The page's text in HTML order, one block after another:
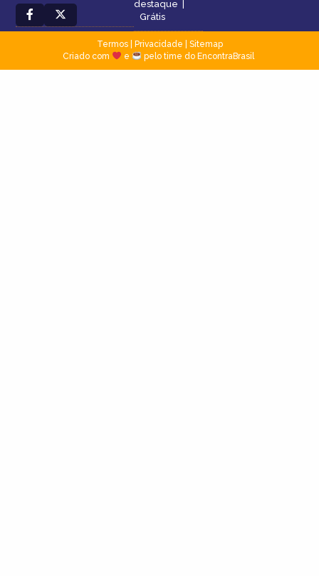
destaque |
Grátis
Termos| Privacidade
Sitemap
Criado com
e pelo time do EncontraBrasil